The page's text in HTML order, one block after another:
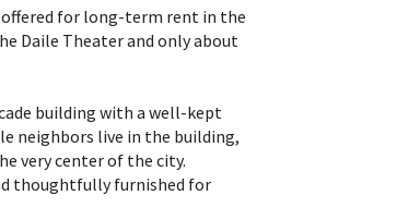
offered for long-term rent in the
Daile Theater and only about
building with a well-kept
neighbors live in the building,
very center of the city.
thoughtfully furnished for